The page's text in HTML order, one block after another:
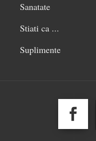
Sanatate
Stiati ca ...
Suplimente